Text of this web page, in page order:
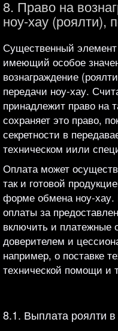
8. Право на
ноу-хау (роялти),
Существенный элемент
имеющий особое
вознаграждение
передачи ноу-хау.
принадлежит право на
сохраняет это право,
секретности в
техническом иили
Оплата может
так и готовой
форме обмена ноу-хау.
оплаты за
включить и платежные
доверителем и
например, о поставке
технической помощи и
8.1. Выплата роялти